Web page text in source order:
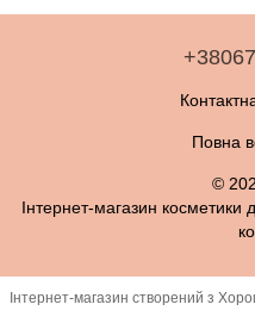
Повна
©
Інтернет-магазин косметики
Інтернет-магазин створений з